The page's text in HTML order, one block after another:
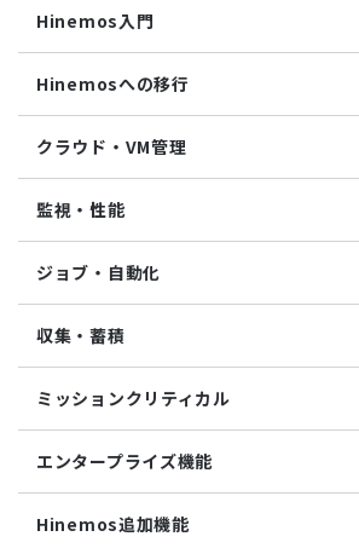
Hinemos入門
Hinemosへの移行
クラウド・VM管理
クラウド・VM共通
クラウド管理機能(AWS)
VM管理機能
監視・性能
パケットキャプチャ監視
カスタムトラップ監視
カスタム監視
バイナリファイル監視
収集値統合監視
ログ件数監視
システムログ監視
JMX監視
ジョブ・自動化
ジョブ機能全般について
コマンドジョブ
ファイル転送ジョブ
参照ジョブ
環境構築機能
実行契機
収集・蓄積
転送
ダウンロード
検索
蓄積
収集
ミッションクリティカル
ミッションクリティカル（Linux）
ミッションクリティカル（Windows）
エンタープライズ機能
インシデント管理連携ツール
Hinemos追加機能